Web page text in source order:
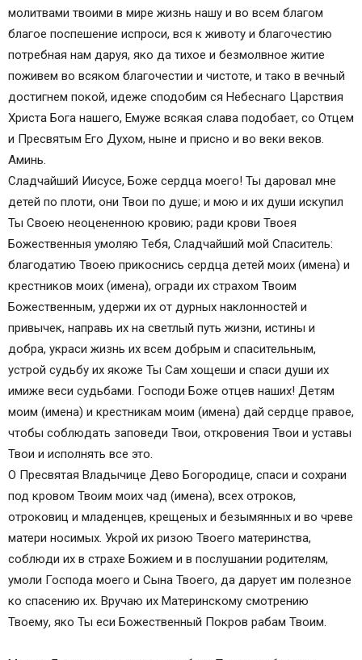
Матрона Московская – покровительница
Молитва Матроне московской о здравии чада.
освобождении чада от сглаза.
Наставления для родителей больного ребенка
Сильная молитва матери о детях и о их
Молитва о выздоровлении ребенка
Что дает молитва о выздоровлении ребенка
сильная (помогающая)
Кому молиться о здравии дитя
Молитва о здоровье ребенка
Сильная молитва о здоровье крохи
Молитвы святому Пантелеймону
Молитвы Иисусу Христу
Молитвы Ангелу-хранителю ребенка
Молитвы святому Николаю Чудотворцу
Молимся Матроне
Помощь в болезни крохи
Молитва Богородице
Молитва для новорожденного ребенка
Популярные молитвы о детях:
Молитвы за младенца: комментарии
Комментариев — 3,
Молитвы родителей о детях
Молитва первая к Божией Матери о детях
Молитва вторая к Божией Матери о детях
Молитва третья к Божией Матери о детях
молитвами твоими в мире жизнь нашу и во всем благом
благое поспешение испроси, вся к животу и благочестию
потребная нам даруя, яко да тихое и безмолвное житие
поживем во всяком благочестии и чистоте, и тако в вечный
достигнем покой, идеже сподобим ся Небеснаго Царствия
Христа Бога нашего, Емуже всякая слава подобает, со Отцем
и Пресвятым Его Духом, ныне и присно и во веки веков.
Аминь.
Сладчайший Иисусе, Боже сердца моего! Ты даровал мне
детей по плоти, они Твои по душе; и мою и их души искупил
Ты Своею неоцененною кровию; ради крови Твоея
Божественныя умоляю Тебя, Сладчайший мой Спаситель:
благодатию Твоею прикоснись сердца детей моих (имена) и
крестников моих (имена), огради их страхом Твоим
Божественным, удержи их от дурных наклонностей и
привычек, направь их на светлый путь жизни, истины и
добра, украси жизнь их всем добрым и спасительным,
устрой судьбу их якоже Ты Сам хощеши и спаси души их
имиже веси судьбами. Господи Боже отцев наших! Детям
моим (имена) и крестникам моим (имена) дай сердце правое,
чтобы соблюдать заповеди Твои, откровения Твои и уставы
Твои и исполнять все это.
О Пресвятая Владычице Дево Богородице, спаси и сохрани
под кровом Твоим моих чад (имена), всех отроков,
отроковиц и младенцев, крещеных и безымянных и во чреве
матери носимых. Укрой их ризою Твоего материнства,
соблюди их в страхе Божием и в послушании родителям,
умоли Господа моего и Сына Твоего, да дарует им полезное
ко спасению их. Вручаю их Материнскому смотрению
Твоему, яко Ты еси Божественный Покров рабам Твоим.